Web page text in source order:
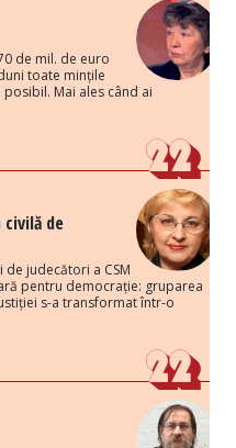
de mil. de euro
toate mințile
Mai ales când ai
civilă de
de judecători a CSM
pentru democrație: gruparea
s-a transformat într-o